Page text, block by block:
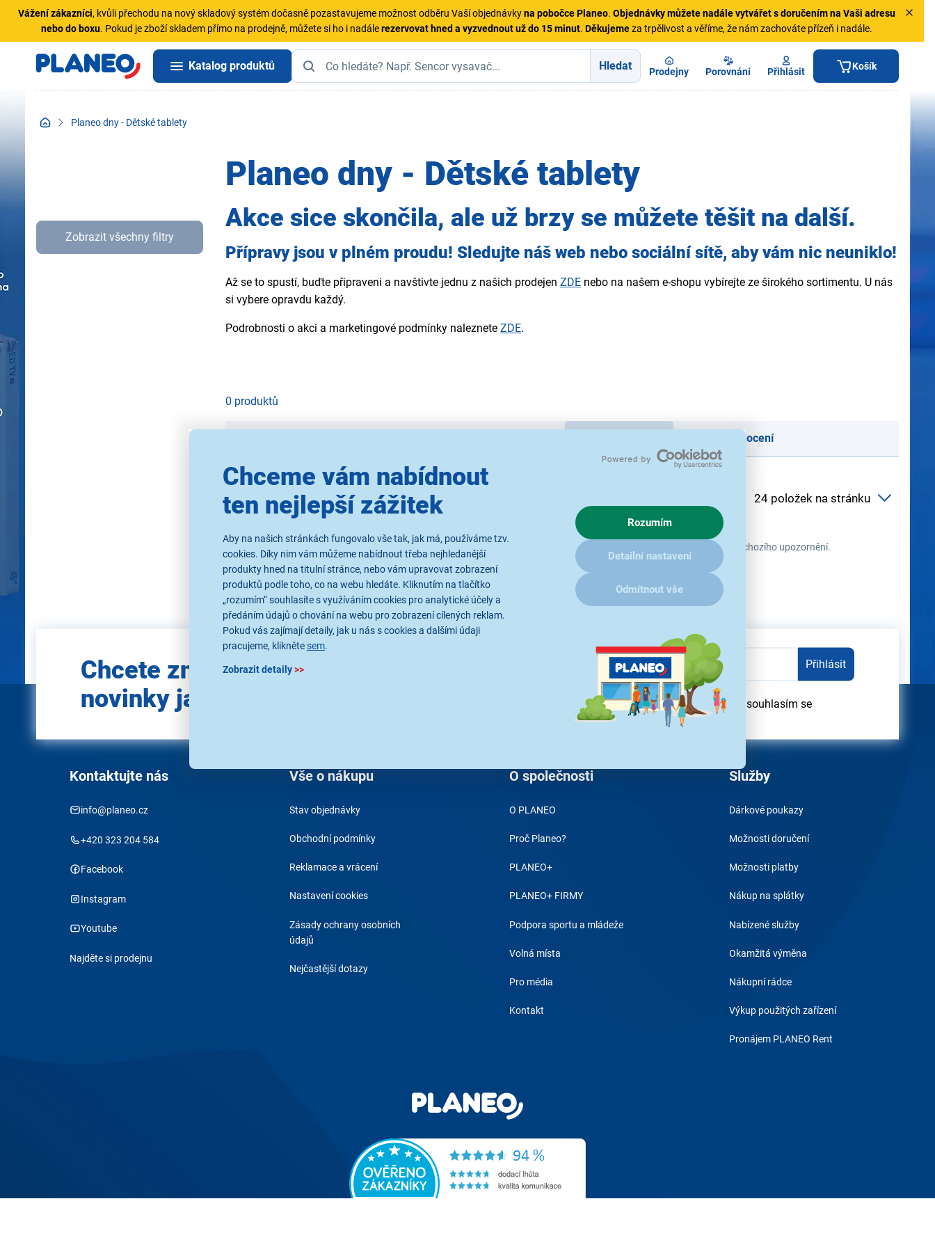
Chceme vám nabídnout
ten nejlepší zážitek
Aby na našich stránkách fungovalo vše tak, jak má, používáme tzv.
cookies. Díky nim vám můžeme nabídnout třeba nejhledanější
produkty hned na titulní stránce, nebo vám upravovat zobrazení
produktů podle toho, co na webu hledáte. Kliknutím na tlačítko
„rozumím“ souhlasíte s využíváním cookies pro analytické účely a
předáním údajů o chování na webu pro zobrazení cílených reklam.
Pokud vás zajímají detaily, jak u nás s cookies a dalšími údaji
pracujeme, klikněte sem.
Zobrazit detaily>>
Rozumím
Detailní nastavení
Odmítnout vše
Vážení zákazníci, kvůli přechodu na nový skladový systém dočasně pozastavujeme možnost odběru Vaší objednávkyna pobočce Planeo. Objednávkymůžete nadále vytvářet s doručením na Vaši adresu
nebo do boxu. Pokud je zboží skladem přímo na prodejně, můžete si ho i nadálerezervovat hned a vyzvednout už do 15 minut. Děkujemeza trpělivost a věříme, že nám zachováte přízeň i nadále.
Katalog produktů Hledat Prodejny Porovnání Přihlásit Košík
Planeo dny - Dětské tablety
Planeo dny - Dětské tablety
Akce sice skončila, ale už brzy se můžete těšit na další.
Přípravy jsou v plném proudu! Sledujte náš web nebo sociální sítě, aby vám nic neuniklo!
Až se to spustí, buďte připraveni a navštivte jednu z našich prodejen ZDE nebo na našem e-shopu vybírejte ze širokého sortimentu. U nás
si vybere opravdu každý.
Podrobnosti o akci a marketingové podmínky naleznete ZDE.
Zobrazit všechny filtry
0 produktů
Podle hodnocení
Použité obrázky jsou pouze ilustrativní a technické specifikace se mohou v průběhu času změnit bez předchozího upozornění.
e-mail
Chcete znát všechny
novinky jako první?
Přihlásit
Přihlášením k odběru obchodních sdělení souhlasím se
zpracováním osobních údajů
Kontaktujte nás
info@planeo.cz
+420 323 204 584
Facebook
Instagram
Youtube
Najděte si prodejnu
Vše o nákupu
Stav objednávky
Obchodní podmínky
Reklamace a vrácení
Nastavení cookies
Zásady ochrany osobních
údajů
Nejčastější dotazy
O společnosti
O PLANEO
Proč Planeo?
PLANEO+
PLANEO+ FIRMY
Podpora sportu a mládeže
Volná místa
Pro média
Kontakt
Služby
Dárkové poukazy
Možnosti doručení
Možnosti platby
Nákup na splátky
Nabízené služby
Okamžitá výměna
Nákupní rádce
Výkup použitých zařízení
Pronájem PLANEO Rent